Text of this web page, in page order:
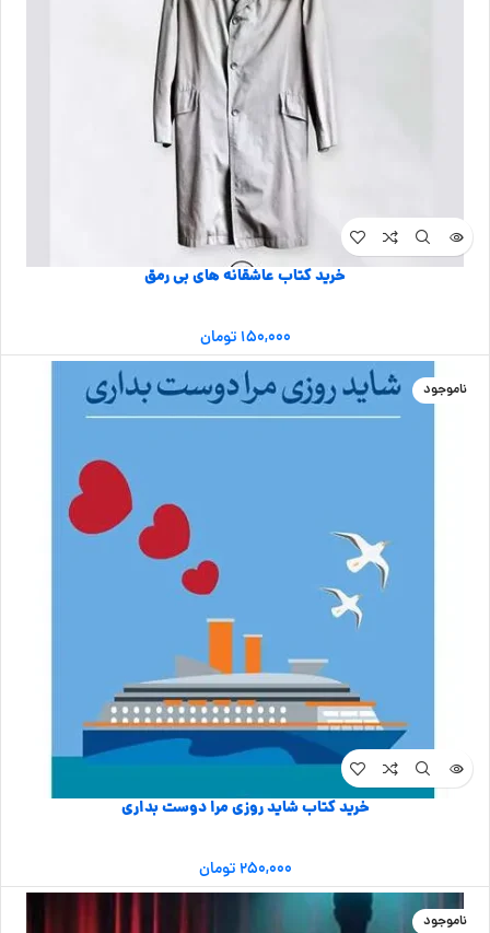
خرید کتاب عاشقانه های بی رمق
۱۵۰,۰۰۰ تومان
ناموجود
خرید کتاب شاید روزی مرا دوست بداری
۲۵۰,۰۰۰تومان
ناموجود